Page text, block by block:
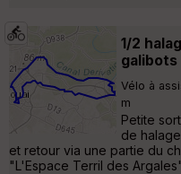
1/2
galibots
Vélo à
m
Petite
de
et retour via une partie du
"L'Espace Terril des